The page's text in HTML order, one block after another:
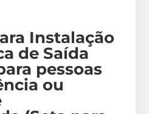
Instalação
de Saída
pessoas
ou